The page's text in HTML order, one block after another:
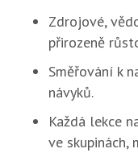
Zdrojové,
přirozeně
Směřování k
návyků.
Každá lekce
ve skupinách,